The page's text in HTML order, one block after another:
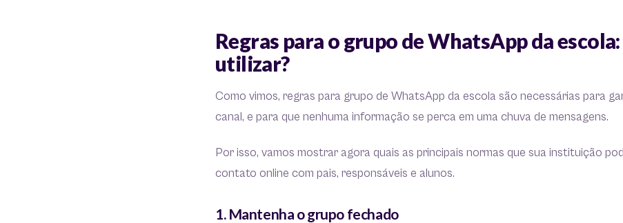
Regras para o grupo de WhatsApp da
utilizar?
Como vimos, regras para grupo de WhatsApp da escola são necessárias para
canal, e para que nenhuma informação se perca em uma chuva de mensagens.
Por isso, vamos mostrar agora quais as principais normas que sua instituição
contato online com pais, responsáveis e alunos.
1. Mantenha o grupo fechado